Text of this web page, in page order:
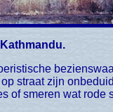
Kathmandu.
straat zijn
of smeren wat